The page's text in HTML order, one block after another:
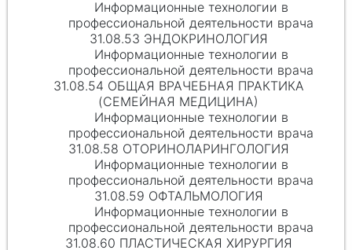
Информационные технологии в
профессиональной деятельности врача
31.08.53 ЭНДОКРИНОЛОГИЯ
Информационные технологии в
профессиональной деятельности врача
31.08.54 ОБЩАЯ ВРАЧЕБНАЯ ПРАКТИКА
(СЕМЕЙНАЯ МЕДИЦИНА)
Информационные технологии в
профессиональной деятельности врача
31.08.58 ОТОРИНОЛАРИНГОЛОГИЯ
Информационные технологии в
профессиональной деятельности врача
31.08.59 ОФТАЛЬМОЛОГИЯ
Информационные технологии в
профессиональной деятельности врача
31.08.60 ПЛАСТИЧЕСКАЯ ХИРУРГИЯ